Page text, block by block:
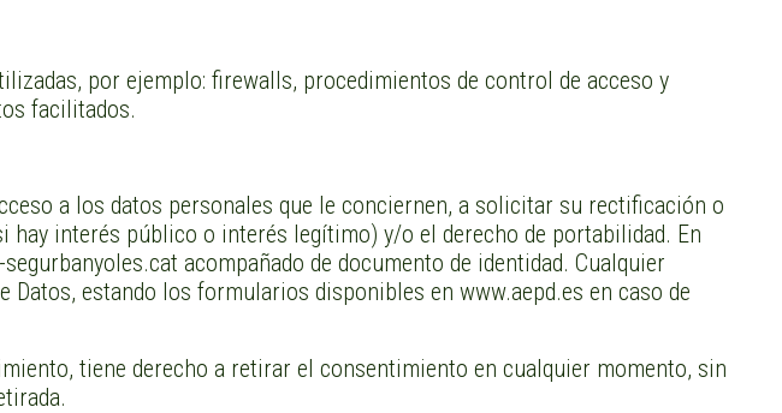
por ejemplo: firewalls, procedimientos de control de acceso y
facilitados.
a los datos personales que le conciernen, a solicitar su rectificación o
interés público o interés legítimo) y/o el derecho de portabilidad. En
acompañado de documento de identidad. Cualquier
estando los formularios disponibles en www.aepd.es en caso de
tiene derecho a retirar el consentimiento en cualquier momento, sin